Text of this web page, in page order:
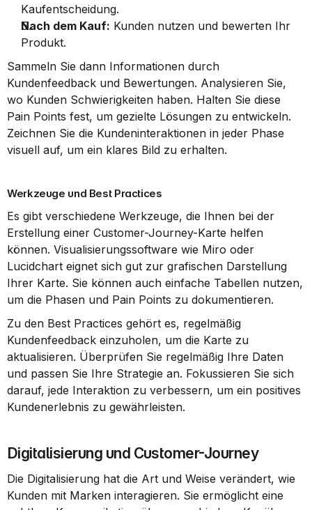
Kaufentscheidung.
Nach dem Kauf: Kunden nutzen und bewerten Ihr
Produkt.
Sammeln Sie dann Informationen durch
Kundenfeedback und Bewertungen. Analysieren Sie,
wo Kunden Schwierigkeiten haben. Halten Sie diese
Pain Points fest, um gezielte Lösungen zu entwickeln.
Zeichnen Sie die Kundeninteraktionen in jeder Phase
visuell auf, um ein klares Bild zu erhalten.
Werkzeuge und Best Practices
Es gibt verschiedene Werkzeuge, die Ihnen bei der
Erstellung einer Customer-Journey-Karte helfen
können. Visualisierungssoftware wie Miro oder
Lucidchart eignet sich gut zur grafischen Darstellung
Ihrer Karte. Sie können auch einfache Tabellen nutzen,
um die Phasen und Pain Points zu dokumentieren.
Zu den Best Practices gehört es, regelmäßig
Kundenfeedback einzuholen, um die Karte zu
aktualisieren. Überprüfen Sie regelmäßig Ihre Daten
und passen Sie Ihre Strategie an. Fokussieren Sie sich
darauf, jede Interaktion zu verbessern, um ein positives
Kundenerlebnis zu gewährleisten.
Digitalisierung und Customer-Journey
Die Digitalisierung hat die Art und Weise verändert, wie
Kunden mit Marken interagieren. Sie ermöglicht eine